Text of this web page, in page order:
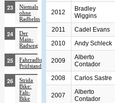
Niemals
ohne
Radhelm
Der
Main-
Radweg
Fahrradbranche
Prüfstand
Strida
Bike:
Falt-
Bike
2012
Bradley
Wiggins
2011 Cadel Evans
2010
Andy Schleck
2009
Alberto
Contador
2008 Carlos Sastre
2007
Alberto
Contador